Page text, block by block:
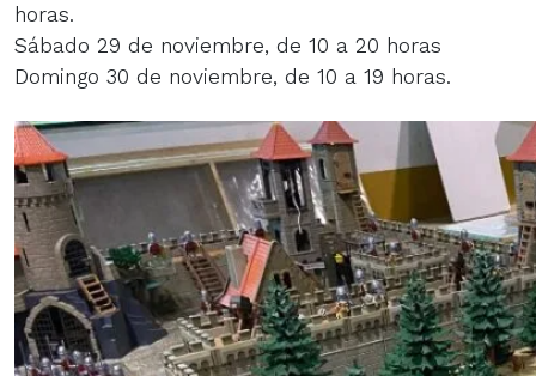
horas.
Sábado 29 de noviembre, de 10 a 20 horas
Domingo 30 de noviembre, de 10 a 19 horas.